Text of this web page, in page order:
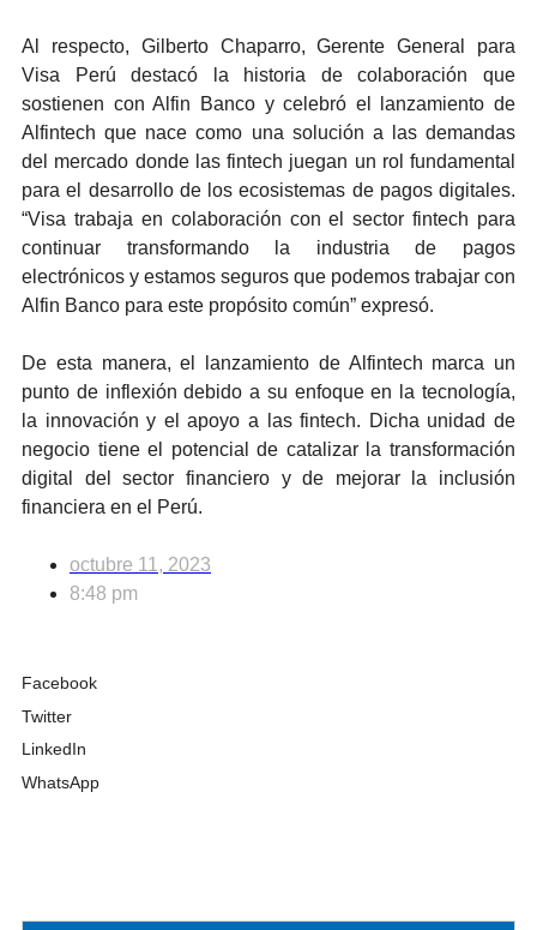
Al respecto, Gilberto Chaparro, Gerente General para
Visa Perú destacó la historia de colaboración que
sostienen con Alfin Banco y celebró el lanzamiento de
Alfintech que nace como una solución a las demandas
del mercado donde las fintech juegan un rol fundamental
para el desarrollo de los ecosistemas de pagos digitales.
“Visa trabaja en colaboración con el sector fintech para
continuar transformando la industria de pagos
electrónicos y estamos seguros que podemos trabajar con
Alfin Banco para este propósito común” expresó.
De esta manera, el lanzamiento de Alfintech marca un
punto de inflexión debido a su enfoque en la tecnología,
la innovación y el apoyo a las fintech. Dicha unidad de
negocio tiene el potencial de catalizar la transformación
digital del sector financiero y de mejorar la inclusión
financiera en el Perú.
octubre 11, 2023
8:48 pm
Facebook
Twitter
LinkedIn
WhatsApp